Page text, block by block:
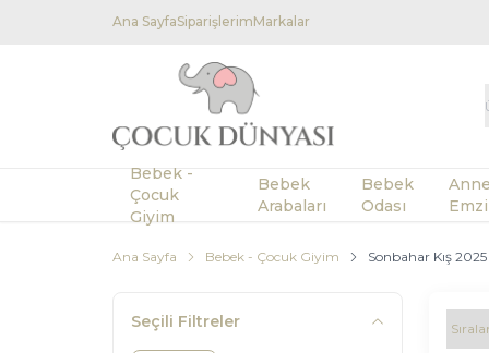
Ana SayfaSiparişlerimMarkalar
Bebek -
Çocuk
Giyim
Bebek
Arabaları
Bebek
Odası
Ana Sayfa Bebek - Çocuk Giyim Sonbahar Kış 2025
Seçili Filtreler